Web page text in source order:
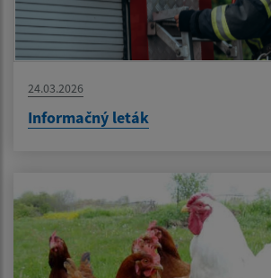
24.03.2026
Informačný leták